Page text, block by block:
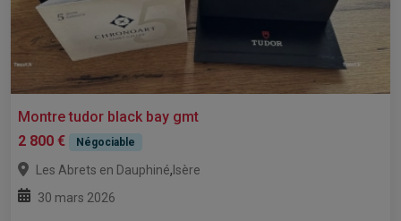
Montre tudor black bay gmt
2 800 €
Négociable
Les Abrets en Dauphiné, Isère
30 mars 2026